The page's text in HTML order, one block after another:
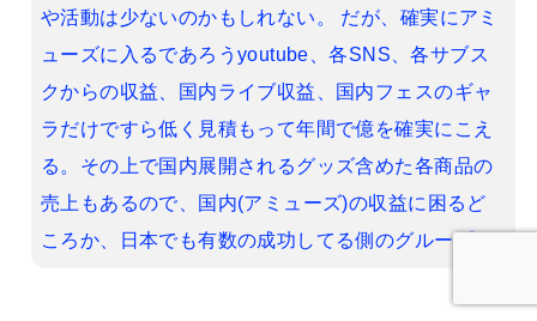
や活動は少ないのかもしれない。 だが、確実にアミ
ューズに入るであろうyoutube、各SNS、各サブス
クからの収益、国内ライブ収益、国内フェスのギャ
ラだけですら低く見積もって年間で億を確実にこえ
る。その上で国内展開されるグッズ含めた各商品の
売上もあるので、国内(アミューズ)の収益に困るど
ころか、日本でも有数の成功してる側のグループ。